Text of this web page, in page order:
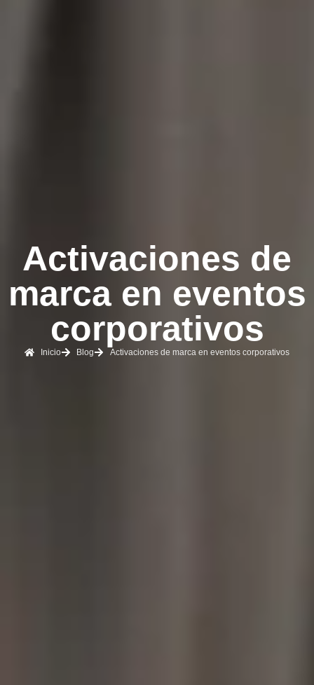
Activaciones de
marca en eventos
corporativos
Inicio Blog Activaciones de marca en eventos corporativos